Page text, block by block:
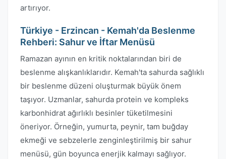
artırıyor.
Türkiye - Erzincan - Kemah'da Beslenme
Rehberi: Sahur ve İftar Menüsü
Ramazan ayının en kritik noktalarından biri de
beslenme alışkanlıklarıdır. Kemah'ta sahurda sağlıklı
bir beslenme düzeni oluşturmak büyük önem
taşıyor. Uzmanlar, sahurda protein ve kompleks
karbonhidrat ağırlıklı besinler tüketilmesini
öneriyor. Örneğin, yumurta, peynir, tam buğday
ekmeği ve sebzelerle zenginleştirilmiş bir sahur
menüsü, gün boyunca enerjik kalmayı sağlıyor.